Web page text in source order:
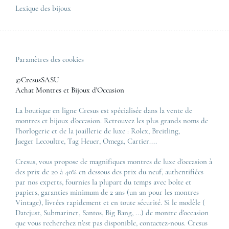
Lexique des bijoux
Paramètres des cookies
©CresusSASU
Achat Montres et Bijoux d'Occasion
La boutique en ligne Cresus est spécialisée dans la vente de
montres et bijoux d'occasion. Retrouvez les plus grands noms de
l'horlogerie et de la joaillerie de luxe : Rolex, Breitling,
Jaeger Lecoultre, Tag Heuer, Omega, Cartier....
Cresus, vous propose de magnifiques montres de luxe d'occasion à
des prix de 20 à 40% en dessous des prix du neuf, authentifiées
par nos experts, fournies la plupart du temps avec boîte et
papiers, garanties minimum de 2 ans (un an pour les montres
Vintage), livrées rapidement et en toute sécurité. Si le modèle (
Datejust, Submariner, Santos, Big Bang, ...) de montre d'occasion
que vous recherchez n'est pas disponible, contactez-nous. Cresus